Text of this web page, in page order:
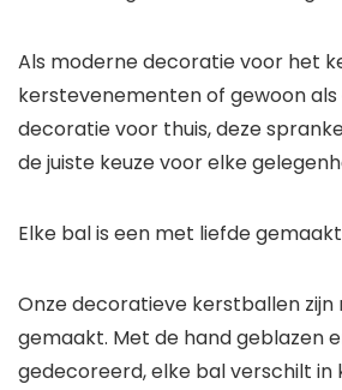
Als moderne decoratie voor het
kerstevenementen of gewoon
decoratie voor thuis, deze
de juiste keuze voor elke
Elke bal is een met liefde
Onze decoratieve kerstballen zijn
gemaakt. Met de hand geblazen
gedecoreerd, elke bal verschilt in